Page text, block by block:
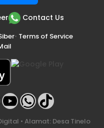
Contact Us
• Terms of Service
• Alamat: Desa Tinelo